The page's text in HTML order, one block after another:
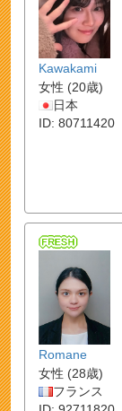
Kawakami
女性 (20歳)
日本
ID: 80711420
Romane
女性 (28歳)
フランス